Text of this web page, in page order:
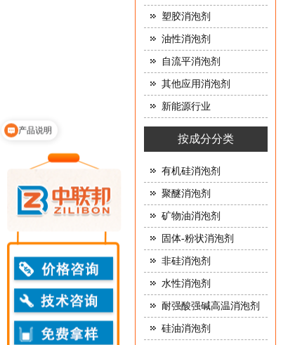
塑胶消泡剂
油性消泡剂
自流平消泡剂
其他应用消泡剂
新能源行业
按成分分类
有机硅消泡剂
聚醚消泡剂
矿物油消泡剂
固体-粉状消泡剂
非硅消泡剂
水性消泡剂
耐强酸强碱高温消泡剂
硅油消泡剂
产品说明